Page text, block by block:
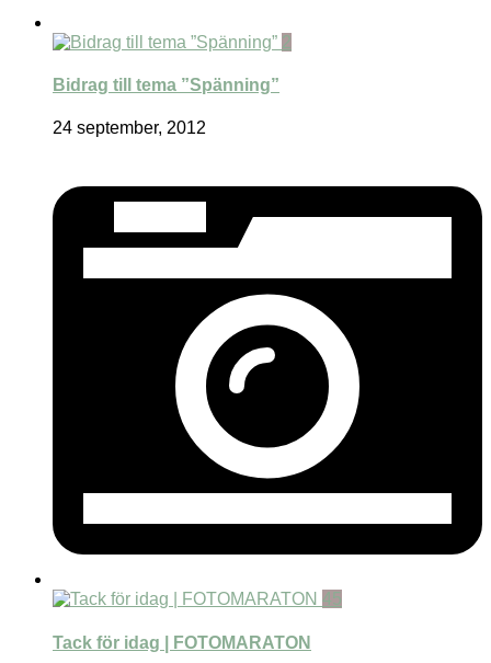
2
Bidrag till tema ”Spänning”
24 september, 2012
45
Tack för idag | FOTOMARATON